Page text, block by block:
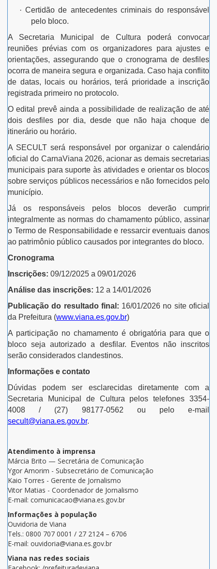
·Certidão de antecedentes criminais do responsável
pelo bloco.
A Secretaria Municipal de Cultura poderá convocar
reuniões prévias com os organizadores para ajustes e
orientações, assegurando que o cronograma de desfiles
ocorra de maneira segura e organizada. Caso haja conflito
de datas, locais ou horários, terá prioridade a inscrição
registrada primeiro no protocolo.
O edital prevê ainda a possibilidade de realização de até
dois desfiles por dia, desde que não haja choque de
itinerário ou horário.
A SECULT será responsável por organizar o calendário
oficial do CarnaViana 2026, acionar as demais secretarias
municipais para suporte às atividades e orientar os blocos
sobre serviços públicos necessários e não fornecidos pelo
município.
Já os responsáveis pelos blocos deverão cumprir
integralmente as normas do chamamento público, assinar
o Termo de Responsabilidade e ressarcir eventuais danos
ao patrimônio público causados por integrantes do bloco.
Cronograma
Inscrições: 09/12/2025 a 09/01/2026
Análise das inscrições: 12 a 14/01/2026
Publicação do resultado final: 16/01/2026 no site oficial
da Prefeitura (www.viana.es.gov.br)
A participação no chamamento é obrigatória para que o
bloco seja autorizado a desfilar. Eventos não inscritos
serão considerados clandestinos.
Informações e contato
Dúvidas podem ser esclarecidas diretamente com a
Secretaria Municipal de Cultura pelos telefones 3354-
4008 / (27) 98177-0562 ou pelo e-mail
secult@viana.es.gov.br.
Atendimento à imprensa
Márcia Brito — Secretária de Comunicação
Ygor Amorim - Subsecretário de Comunicação
Kaio Torres - Gerente de Jornalismo
Vitor Matias - Coordenador de Jornalismo
E-mail: comunicacao@viana.es.gov.br
Informações à população
Ouvidoria de Viana
Tels.: 0800 707 0001 / 27 2124 – 6706
E-mail: ouvidoria@viana.es.gov.br
Viana nas redes sociais